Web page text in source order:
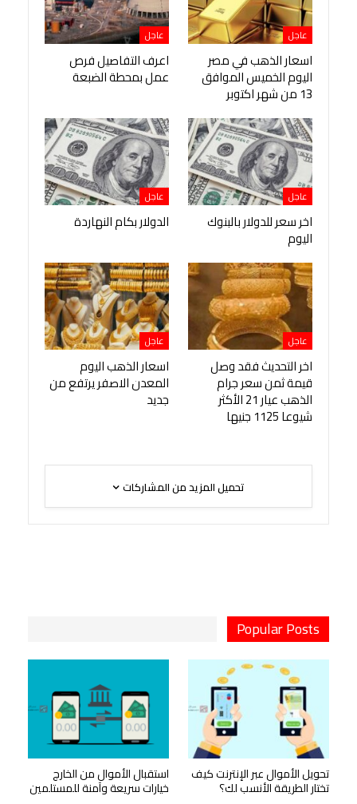
عاجل
اسعار الذهب في مصر
اليوم الخميس الموافق
13 من شهر اكتوبر
عاجل
اعرف التفاصيل فرص
عمل بمحطة الضبعة
عاجل
اخر سعر للدولار بالبنوك
اليوم
عاجل
الدولار بكام النهاردة
عاجل
اخر التحديث فقد وصل
قيمة ثمن سعر جرام
الذهب عيار 21 الأكثر
شيوعا 1125 جنيها
عاجل
اسعار الذهب اليوم
المعدن الاصفر يرتفع من
جديد
تحميل المزيد من المشاركات
Popular Posts
تحويل الأموال عبر الإنترنت كيف
تختار الطريقة الأنسب لك؟
استقبال الأموال من الخارج
خيارات سريعة وآمنة للمستلمين